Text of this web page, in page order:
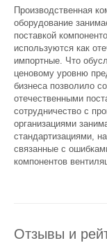
Производственная
оборудование
поставкой
используются как
импортные. Что
ценовому уровню
бизнеса позволило
отечественными
сотрудничество с
организациями
стандартизациями,
связанные с
компонентов
Отзывы и